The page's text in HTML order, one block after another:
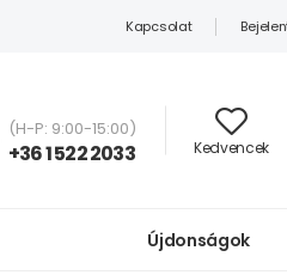
Kapcsolat
(H-P: 9:00-15:00)
+36 1 522 2033 Kedvencek
Újdonságok